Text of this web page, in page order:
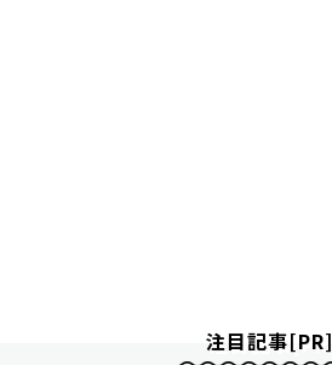
注目記事[PR]